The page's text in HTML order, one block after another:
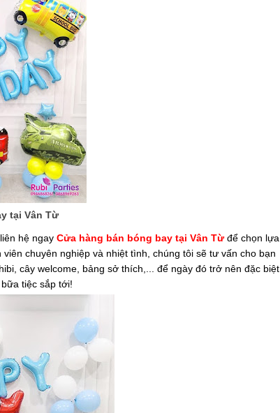
tại Vân Từ
hệ ngay Cửa hàng bán bóng bay tại Vân Từđể chọn lựa
chuyên nghiệp và nhiệt tình, chúng tôi sẽ tư vấn cho bạn
cây welcome, bảng sở thích,... để ngày đó trở nên đặc biệt
tiệc sắp tới!